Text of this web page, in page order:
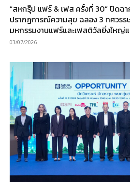
“สหกรุ๊ป แฟร์ & เฟส ครั้งที่ 30” ปิดฉา
ปรากฏการณ์ความสุข ฉลอง 3 ทศวรร
มหกรรมงานแฟร์และเฟสติวัลยิ่งใหญ่
03/07/2026